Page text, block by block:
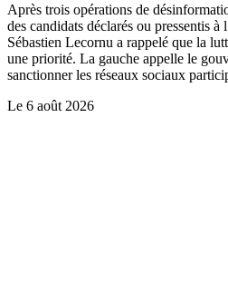
Après trois opérations de
des candidats déclarés ou pressentis à
Sébastien Lecornu a rappelé que la
une priorité. La gauche appelle le
sanctionner les réseaux sociaux
Le 6 août 2026